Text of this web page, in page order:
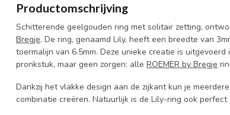
Productomschrijving
Schitterende geelgouden ring met solitair zetting,
Bregje. De ring, genaamd Lily, heeft een breedte van
toermalijn van 6.5mm. Deze unieke creatie is
pronkstuk, maar geen zorgen: alle ROEMER by Bregje
Dankzij het vlakke design aan de zijkant kun je
combinatie creëren. Natuurlijk is de Lily-ring ook